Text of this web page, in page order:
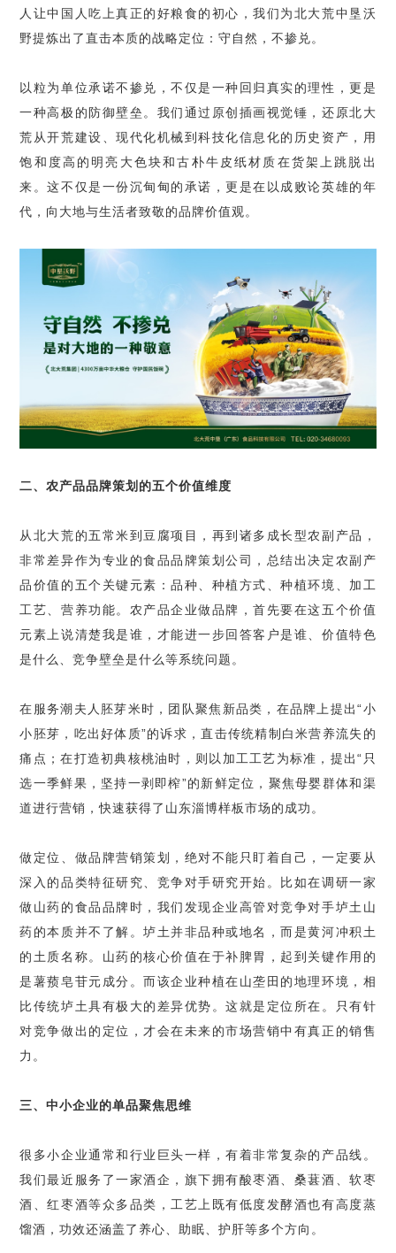
人让中国人吃上真正的好粮食的初心，我们为北大荒中垦沃
野提炼出了直击本质的战略定位：守自然，不掺兑。
以粒为单位承诺不掺兑，不仅是一种回归真实的理性，更是
一种高极的防御壁垒。我们通过原创插画视觉锤，还原北大
荒从开荒建设、现代化机械到科技化信息化的历史资产，用
饱和度高的明亮大色块和古朴牛皮纸材质在货架上跳脱出
来。这不仅是一份沉甸甸的承诺，更是在以成败论英雄的年
代，向大地与生活者致敬的品牌价值观。
二、农产品品牌策划的五个价值维度
从北大荒的五常米到豆腐项目，再到诸多成长型农副产品，
非常差异作为专业的食品品牌策划公司，总结出决定农副产
品价值的五个关键元素：品种、种植方式、种植环境、加工
工艺、营养功能。农产品企业做品牌，首先要在这五个价值
元素上说清楚我是谁，才能进一步回答客户是谁、价值特色
是什么、竞争壁垒是什么等系统问题。
在服务潮夫人胚芽米时，团队聚焦新品类，在品牌上提出“小
小胚芽，吃出好体质”的诉求，直击传统精制白米营养流失的
痛点；在打造初典核桃油时，则以加工工艺为标准，提出“只
选一季鲜果，坚持一剥即榨”的新鲜定位，聚焦母婴群体和渠
道进行营销，快速获得了山东淄博样板市场的成功。
做定位、做品牌营销策划，绝对不能只盯着自己，一定要从
深入的品类特征研究、竞争对手研究开始。比如在调研一家
做山药的食品品牌时，我们发现企业高管对竞争对手垆土山
药的本质并不了解。垆土并非品种或地名，而是黄河冲积土
的土质名称。山药的核心价值在于补脾胃，起到关键作用的
是薯蓣皂苷元成分。而该企业种植在山垄田的地理环境，相
比传统垆土具有极大的差异优势。这就是定位所在。只有针
对竞争做出的定位，才会在未来的市场营销中有真正的销售
力。
三、中小企业的单品聚焦思维
很多小企业通常和行业巨头一样，有着非常复杂的产品线。
我们最近服务了一家酒企，旗下拥有酸枣酒、桑葚酒、软枣
酒、红枣酒等众多品类，工艺上既有低度发酵酒也有高度蒸
馏酒，功效还涵盖了养心、助眠、护肝等多个方向。